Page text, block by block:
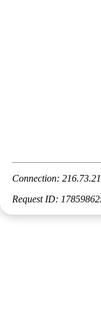
Connection:
Request ID: